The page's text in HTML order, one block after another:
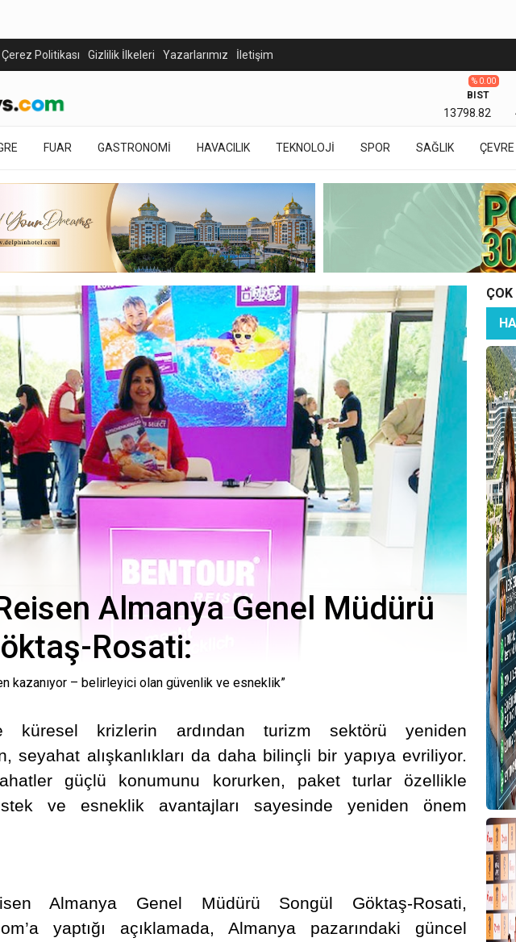
Çerez Politikası Gizlilik İlkeleri Yazarlarımız İletişim
BIST
13798.82
% 0.00
FUAR GASTRONOMİ HAVACILIK TEKNOLOJİ SPOR SAĞLIK ÇEVRE
Almanya Genel Müdürü
Rosati:
kazanıyor – belirleyici olan güvenlik ve esneklik”
küresel krizlerin ardından turizm sektörü yeniden
seyahat alışkanlıkları da daha bilinçli bir yapıya evriliyor.
güçlü konumunu korurken, paket turlar özellikle
ve esneklik avantajları sayesinde yeniden önem
Almanya Genel Müdürü Songül Göktaş-Rosati,
yaptığı açıklamada, Almanya pazarındaki güncel
ÇOK